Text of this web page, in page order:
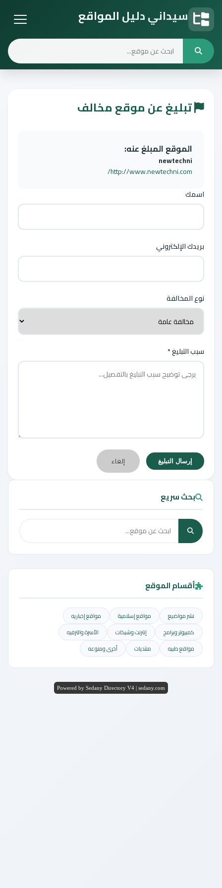
سيداني دليل المواقع
تبليغ عن موقع مخالف
الموقع المبلغ عنه:
newtechni
http://www.newtechni.com/
اسمك
بريدك الإلكتروني
نوع المخالفة
سبب التبليغ *
إرسال التبليغ إلغاء
بحث سريع
أقسام الموقع
نشر مواضيع مواقع إسلامية
مواقع إخباريه
كمبيوتر وبرامج
إنترنت وشبكات
الأسرة والترفيه
مواقع طبيه
منتديات أخرى ومنوعه
Powered by Sedany Directory V4 | sedany.com